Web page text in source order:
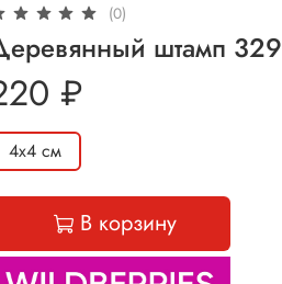
(0)
штамп 329
₽
4х4 см
В корзину